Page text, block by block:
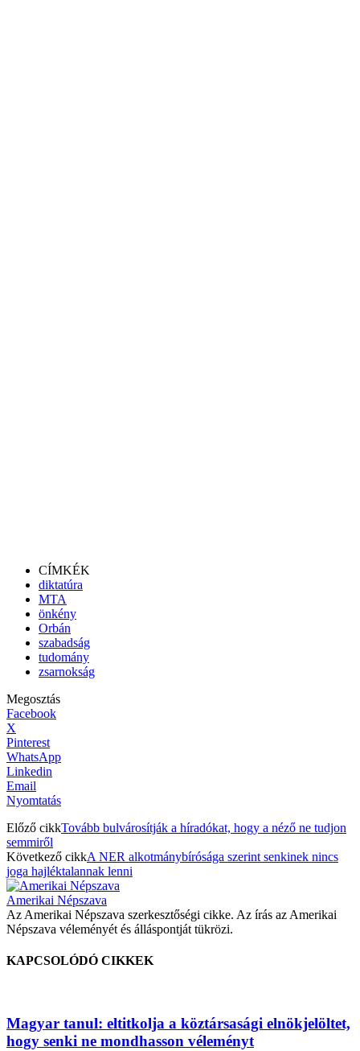
CÍMKÉK
diktatúra
MTA
önkény
Orbán
szabadság
tudomány
zsarnokság
Megosztás
Facebook
X
Pinterest
WhatsApp
Linkedin
Email
Nyomtatás
Előző cikkTovább bulvárosítják a híradókat, hogy a néző ne tudjon
semmiről
Következő cikkA NER alkotmánybírósága szerint senkinek nincs
joga hajléktalannak lenni
Amerikai Népszava
Az Amerikai Népszava szerkesztőségi cikke. Az írás az Amerikai
Népszava véleményét és álláspontját tükrözi.
KAPCSOLÓDÓ CIKKEK
Magyar tanul: eltitkolja a köztársasági elnökjelöltet,
hogy senki ne mondhasson véleményt